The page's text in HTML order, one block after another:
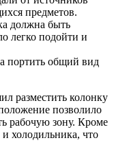
предметов.
должна быть
легко подойти и
портить общий вид
разместить колонку
позволило
рабочую зону. Кроме
и холодильника, что